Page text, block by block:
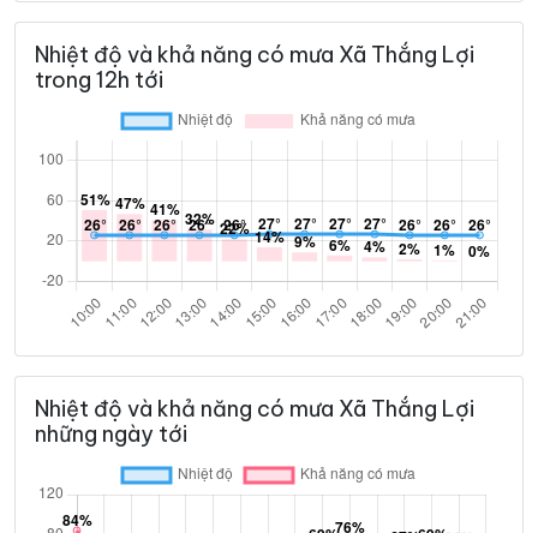
Nhiệt độ và khả năng có mưa Xã Thắng Lợi
trong 12h tới
Nhiệt độ và khả năng có mưa Xã Thắng Lợi
những ngày tới